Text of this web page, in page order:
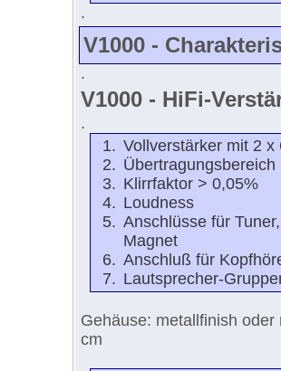
.
V1000 -
.
V1000 - HiFi-
.
Vollverstärker mit 2
Klirrfaktor > 0,05%
Loudness
Anschlüsse für
Magnet
Anschluß für
Lautsprecher-
Gehäuse: metallfinish
cm